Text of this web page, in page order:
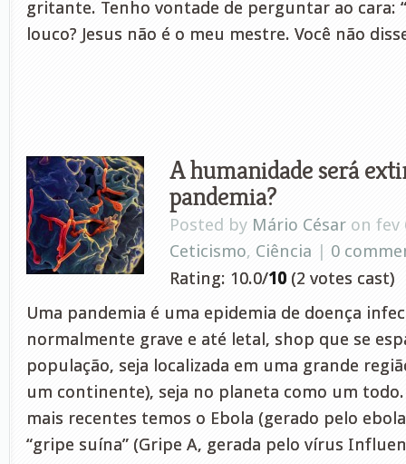
gritante. Tenho vontade de perguntar ao cara:
louco? Jesus não é o meu mestre. Você não
A humanidade será
pandemia?
Posted by Mário César on fev
Ceticismo, Ciência | 0
Rating: 10.0/10 (2 votes cast)
Uma pandemia é uma epidemia de doença
normalmente grave e até letal, shop que se
população, seja localizada em uma grande
um continente), seja no planeta como um
mais recentes temos o Ebola (gerado pelo
“gripe suína” (Gripe A, gerada pelo vírus